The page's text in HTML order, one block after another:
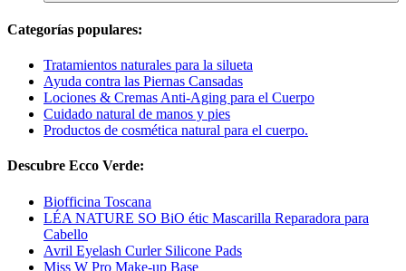
Categorías populares:
Tratamientos naturales para la silueta
Ayuda contra las Piernas Cansadas
Lociones & Cremas Anti-Aging para el Cuerpo
Cuidado natural de manos y pies
Productos de cosmética natural para el cuerpo.
Descubre Ecco Verde:
Biofficina Toscana
LÉA NATURE SO BiO étic Mascarilla Reparadora para
Cabello
Avril Eyelash Curler Silicone Pads
Miss W Pro Make-up Base